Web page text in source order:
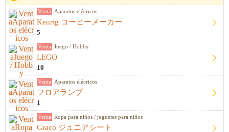
Venta Aparatos elécricos
Keurig コーヒーメーカー
5
Venta Juego / Hobby
LEGO
10
Venta Aparatos elécricos
フロアランプ
1
Venta Ropa para niños / juguetes para niños
Graco ジュニアシート